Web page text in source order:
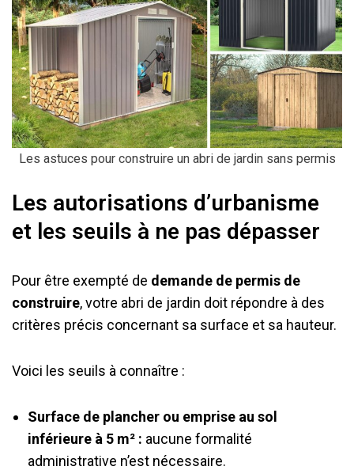
Les astuces pour construire un abri de jardin sans permis
Les autorisations d’urbanisme
et les seuils à ne pas dépasser
Pour être exempté de demande de permis de
construire, votre abri de jardin doit répondre à des
critères précis concernant sa surface et sa hauteur.
Voici les seuils à connaître :
Surface de plancher ou emprise au sol
inférieure à 5 m² : aucune formalité
administrative n’est nécessaire.